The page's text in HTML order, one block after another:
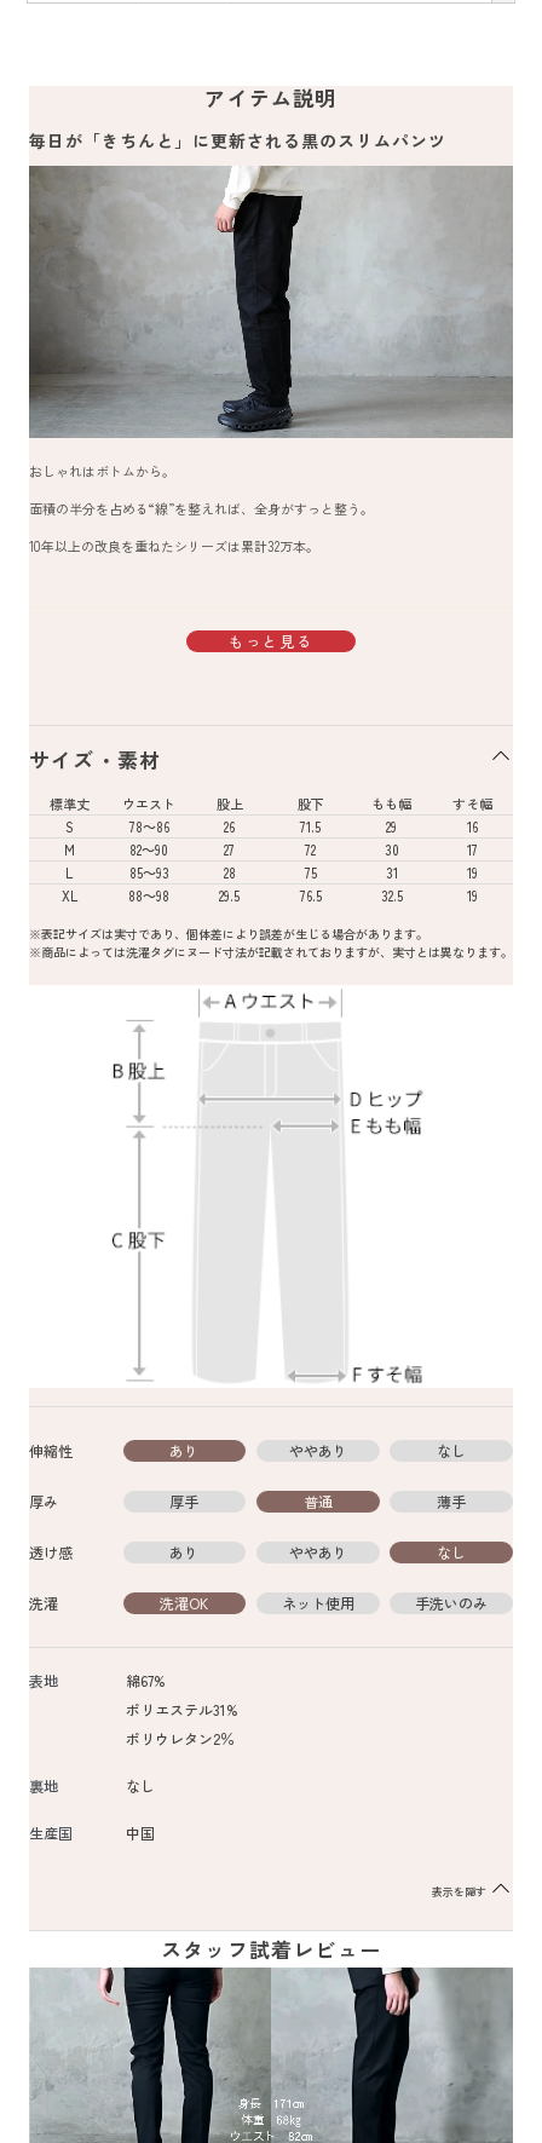
アイテム説明
毎日が「きちんと」に更新される黒のスリムパンツ
おしゃれはボトムから。
面積の半分を占める“線”を整えれば、全身がすっと整う。
10年以上の改良を重ねたシリーズは累計32万本。
もっと見る
サイズ・素材
標準丈 ウエスト 股上 股下 もも幅
すそ幅
S
78～86 26 71.5 29
16
M
82～90 27 72 30
17
L
85～93 28 75 31
19
XL
88～98 29.5 76.5 32.5 19
※表記サイズは実寸であり、個体差により誤差が生じる場合があります。
※商品によっては洗濯タグにヌード寸法が記載されておりますが、実寸とは異なります。
伸縮性 あり ややあり なし
厚み 厚手 普通 薄手
透け感 あり ややあり なし
洗濯 洗濯OK ネット使用 手洗いのみ
表地
綿67%
ポリエステル31%
ポリウレタン2％
裏地 なし
生産国 中国
表示を隠す
スタッフ試着レビュー